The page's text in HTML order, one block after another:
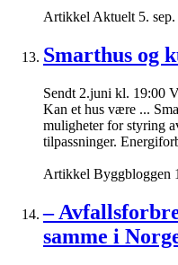
Artikkel Aktuelt 5.
Smarthus og
Sendt 2.juni kl. 19:00
Kan et hus være ...
muligheter for styring
tilpassninger.
Artikkel Byggbloggen
–
samme i